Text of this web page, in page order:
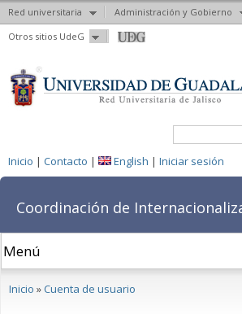
Red universitaria
Administración y Gobierno
Otros sitios UdeG
Pasar al
contenido
Formulario de búsqueda
Buscar
Inicio | Contacto | English | Iniciar sesión
Coordinación de
Se encuentra usted aquí
Inicio »Cuenta de usuario